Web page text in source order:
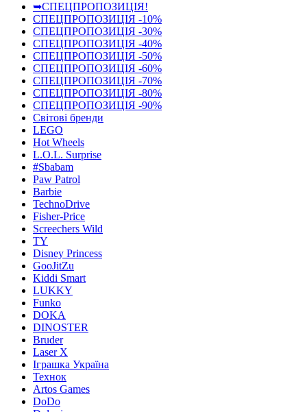
➥СПЕЦПРОПОЗИЦІЯ!
СПЕЦПРОПОЗИЦІЯ -10%
СПЕЦПРОПОЗИЦІЯ -30%
СПЕЦПРОПОЗИЦІЯ -40%
СПЕЦПРОПОЗИЦІЯ -50%
СПЕЦПРОПОЗИЦІЯ -60%
СПЕЦПРОПОЗИЦІЯ -70%
СПЕЦПРОПОЗИЦІЯ -80%
СПЕЦПРОПОЗИЦІЯ -90%
Світові бренди
LEGO
Hot Wheels
L.O.L. Surprise
#Sbabam
Paw Patrol
Barbie
TechnoDrive
Fisher-Price
Screechers Wild
TY
Disney Princess
GooJitZu
Kiddi Smart
LUKKY
Funko
DOKA
DINOSTER
Bruder
Laser X
Іграшка Україна
Технок
Artos Games
DoDo